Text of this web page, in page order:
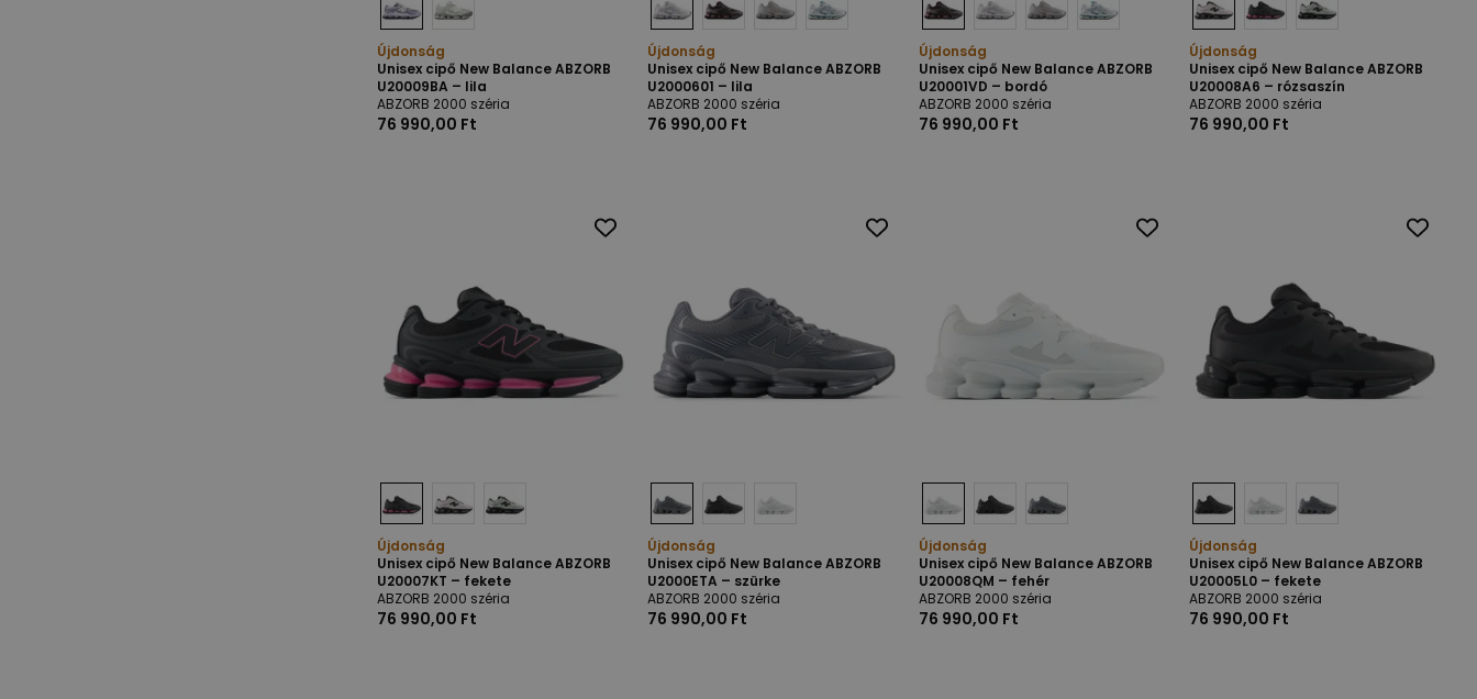
Újdonság
Unisex cipő New Balance ABZORB
U20009BA – lila
ABZORB 2000 széria
76 990,00 Ft
Újdonság
Unisex cipő New Balance ABZORB
U2000601 – lila
ABZORB 2000 széria
76 990,00 Ft
Újdonság
Unisex cipő New Balance ABZORB
U20001VD – bordó
ABZORB 2000 széria
76 990,00 Ft
Újdonság
Unisex cipő New Balance ABZORB
U20008A6 – rózsaszín
ABZORB 2000 széria
76 990,00 Ft
Újdonság
Unisex cipő New Balance ABZORB
U20007KT – fekete
ABZORB 2000 széria
76 990,00 Ft
Újdonság
Unisex cipő New Balance ABZORB
U2000ETA – szürke
ABZORB 2000 széria
76 990,00 Ft
Újdonság
Unisex cipő New Balance ABZORB
U20008QM – fehér
ABZORB 2000 széria
76 990,00 Ft
Újdonság
Unisex cipő New Balance ABZORB
U20005L0 – fekete
ABZORB 2000 széria
76 990,00 Ft